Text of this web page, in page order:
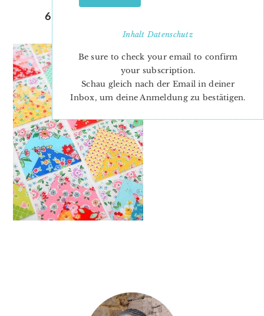
6 KOEPFE 12 BLOECKE JULI
ZICKZACK QUILT BLOCK
InhaltDatenschutz
Be sure to check your email to confirm
your subscription.
Schau gleich nach der Email in deiner
Inbox, um deine Anmeldung zu bestätigen.